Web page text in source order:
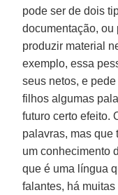
pode ser de dois
documentação, ou
produzir material
exemplo, essa
seus netos, e
filhos algumas
futuro certo efeito.
palavras, mas que
um conhecimento
que é uma língua
falantes, há